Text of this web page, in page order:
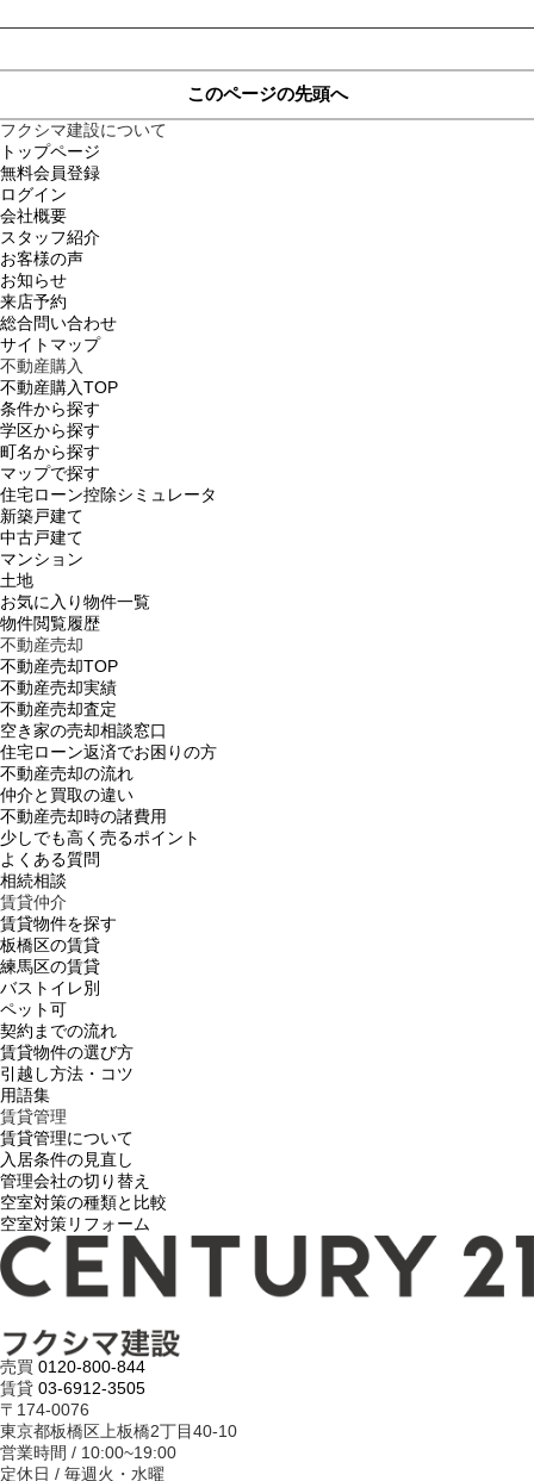
このページの先頭へ
フクシマ建設について
トップページ
無料会員登録
ログイン
会社概要
スタッフ紹介
お客様の声
お知らせ
来店予約
総合問い合わせ
サイトマップ
不動産購入
不動産購入TOP
条件から探す
学区から探す
町名から探す
マップで探す
住宅ローン控除シミュレータ
新築戸建て
中古戸建て
マンション
土地
お気に入り物件一覧
物件閲覧履歴
不動産売却
不動産売却TOP
不動産売却実績
不動産売却査定
空き家の売却相談窓口
住宅ローン返済でお困りの方
不動産売却の流れ
仲介と買取の違い
不動産売却時の諸費用
少しでも高く売るポイント
よくある質問
相続相談
賃貸仲介
賃貸物件を探す
板橋区の賃貸
練馬区の賃貸
バストイレ別
ペット可
契約までの流れ
賃貸物件の選び方
引越し方法・コツ
用語集
賃貸管理
賃貸管理について
入居条件の見直し
管理会社の切り替え
空室対策の種類と比較
空室対策リフォーム
売買 0120-800-844
賃貸 03-6912-3505
〒174-0076
東京都板橋区上板橋2丁目40-10
営業時間 / 10:00~19:00
定休日 / 毎週火・水曜